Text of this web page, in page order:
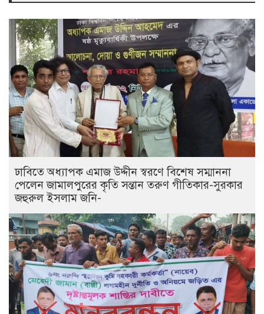
ঢাবিতে অধ্যাপক এমাজ উদ্দীন স্বরণে বিশেষ সম্মাননা
পেলেন জামালপুরের কৃতি সন্তান তরুণ গীতিকার-সুরকার
জহুরুল ইসলাম জনি-